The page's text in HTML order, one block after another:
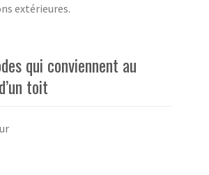
extérieures.
qui conviennent au
toit